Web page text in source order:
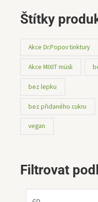
Štítky
Akce Dr.Popov tinktury
Akce MIXIT müsli
bez lepku
bez přidaného cukru
vegan
Filtrovat